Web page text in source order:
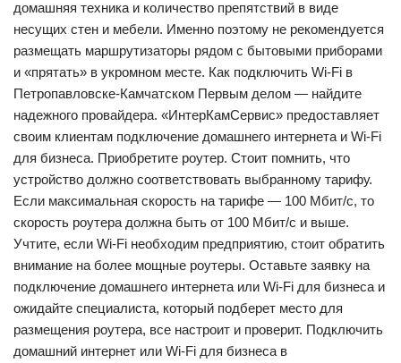
домашняя техника и количество препятствий в виде
несущих стен и мебели. Именно поэтому не рекомендуется
размещать маршрутизаторы рядом с бытовыми приборами
и «прятать» в укромном месте. Как подключить Wi-Fi в
Петропавловске-Камчатском Первым делом — найдите
надежного провайдера. «ИнтерКамСервис» предоставляет
своим клиентам подключение домашнего интернета и Wi-Fi
для бизнеса. Приобретите роутер. Стоит помнить, что
устройство должно соответствовать выбранному тарифу.
Если максимальная скорость на тарифе — 100 Мбит/c, то
скорость роутера должна быть от 100 Мбит/c и выше.
Учтите, если Wi-Fi необходим предприятию, стоит обратить
внимание на более мощные роутеры. Оставьте заявку на
подключение домашнего интернета или Wi-Fi для бизнеса и
ожидайте специалиста, который подберет место для
размещения роутера, все настроит и проверит. Подключить
домашний интернет или Wi-Fi для бизнеса в